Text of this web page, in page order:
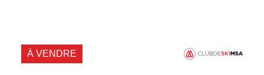
À VENDRE